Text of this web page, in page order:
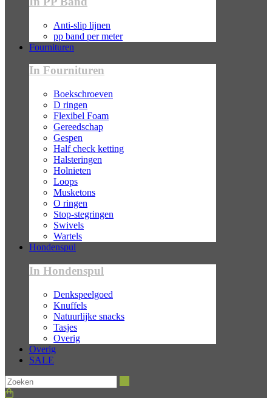
Anti-slip lijnen
pp band per meter
Fournituren
In Fournituren
Boekschroeven
D ringen
Flexibel Foam
Gereedschap
Gespen
Half check ketting
Halsteringen
Holnieten
Loops
Musketons
O ringen
Stop-stegringen
Swivels
Wartels
Hondenspul
In Hondenspul
Denkspeelgoed
Knuffels
Natuurlijke snacks
Tasjes
Overig
Overig
SALE